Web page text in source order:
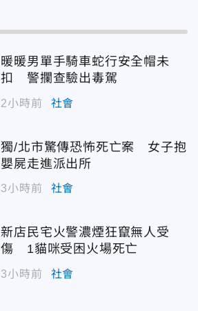
暖暖男單手騎車蛇行安全帽未
扣 警攔查驗出毒駕
2小時前 社會
獨/北市驚傳恐怖死亡案 女子抱
嬰屍走進派出所
3小時前 社會
新店民宅火警濃煙狂竄無人受
傷 1貓咪受困火場死亡
3小時前 社會